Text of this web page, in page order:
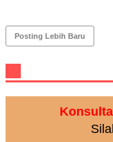
Posting Lebih Baru